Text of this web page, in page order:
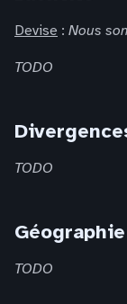
Devise : Nous
TODO
TODO
Géographie
TODO